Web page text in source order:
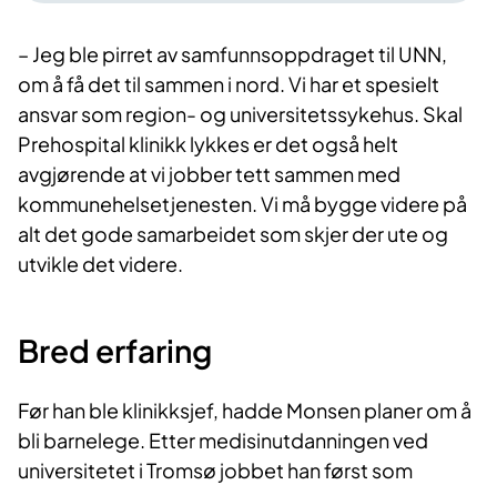
– Jeg ble pirret av samfunnsoppdraget til UNN,
om å få det til sammen i nord. Vi har et spesielt
ansvar som region- og universitetssykehus. Skal
Prehospital klinikk lykkes er det også helt
avgjørende at vi jobber tett sammen med
kommunehelsetjenesten. Vi må bygge videre på
alt det gode samarbeidet som skjer der ute og
utvikle det videre.
Bred erfaring
Før han ble klinikksjef, hadde Monsen planer om å
bli barnelege. Etter medisinutdanningen ved
universitetet i Tromsø jobbet han først som